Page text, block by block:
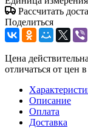
Рассчитать
Поделиться
Цена
отличаться от цен
Описание
Оплата
Доставка